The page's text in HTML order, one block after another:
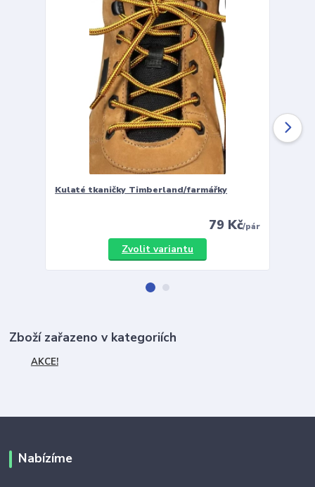
Kulaté tkaničky Timberland/farmářky
79 Kč/pár
Zvolit variantu
Zboží zařazeno v kategoriích
AKCE!
Nabízíme